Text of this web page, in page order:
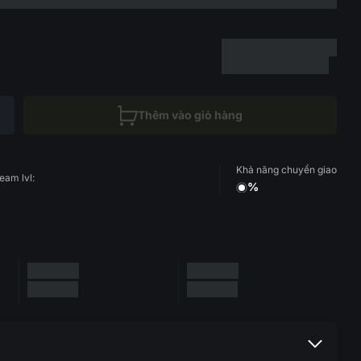
Thêm vào giỏ hàng
lvl:
Khả năng chuyển giao
%